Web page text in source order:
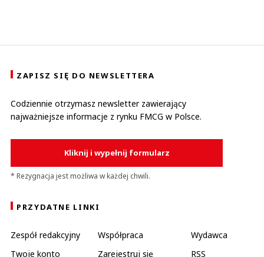
ZAPISZ SIĘ DO NEWSLETTERA
Codziennie otrzymasz newsletter zawierający
najważniejsze informacje z rynku FMCG w Polsce.
Kliknij i wypełnij formularz
* Rezygnacja jest możliwa w każdej chwili.
PRZYDATNE LINKI
Zespół redakcyjny Współpraca
Wydawca
Twoje konto
Zarejestruj się
RSS